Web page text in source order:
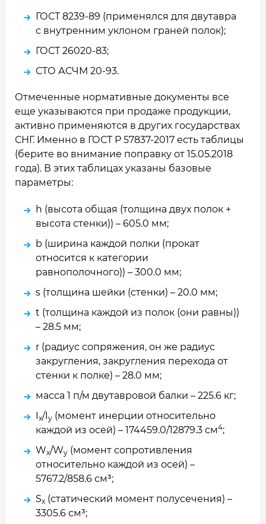
ГОСТ 8239-89 (применялся для двутавра
с внутренним уклоном граней полок);
ГОСТ 26020-83;
СТО АСЧМ 20-93.
Отмеченные нормативные документы все
еще указываются при продаже продукции,
активно применяются в других государствах
СНГ. Именно в ГОСТ Р 57837-2017 есть таблицы
(берите во внимание поправку от 15.05.2018
года). В этих таблицах указаны базовые
параметры:
h (высота общая (толщина двух полок +
высота стенки)) – 605.0 мм;
b (ширина каждой полки (прокат
относится к категории
равнополочного)) – 300.0 мм;
s (толщина шейки (стенки) – 20.0 мм;
t (толщина каждой из полок (они равны))
– 28.5 мм;
r (радиус сопряжения, он же радиус
закругления, закругления перехода от
стенки к полке) – 28.0 мм;
масса 1 п/м двутавровой балки – 225.6 кг;
x/I y (момент инерции относительно
каждой из осей) – 174459.0/12879.3 см4;
Wx/Wy (момент сопротивления
относительно каждой из осей) –
5767.2/858.6 см³;
Sx (статический момент полусечения) –
3305.6 см³;